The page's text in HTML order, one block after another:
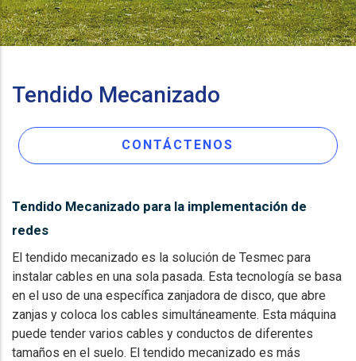
Tendido Mecanizado
CONTÁCTENOS
Tendido Mecanizado para la implementación de
redes
El tendido mecanizado es la solución de Tesmec para
instalar cables en una sola pasada. Esta tecnología se basa
en el uso de una específica zanjadora de disco, que abre
zanjas y coloca los cables simultáneamente. Esta máquina
puede tender varios cables y conductos de diferentes
tamaños en el suelo. El tendido mecanizado es más